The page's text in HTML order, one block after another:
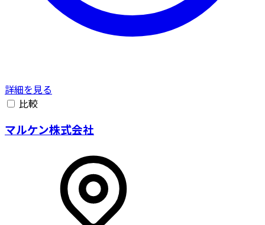
詳細を見る
比較
マルケン株式会社